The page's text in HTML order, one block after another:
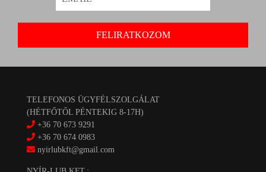
TELEFONOS ÜGYFÉLSZOLGÁLAT
(HÉTFŐTŐL PÉNTEKIG 8-17H)
+36 70 673 9291
+36 70 674 0983
nyirlubkft@gmail.com